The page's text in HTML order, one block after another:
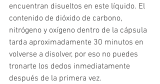
encuentran disueltos en este líquido. El
contenido de dióxido de carbono,
nitrógeno y oxígeno dentro de la cápsula
tarda aproximadamente 30 minutos en
volverse a disolver, por eso no puedes
tronarte los dedos inmediatamente
después de la primera vez.